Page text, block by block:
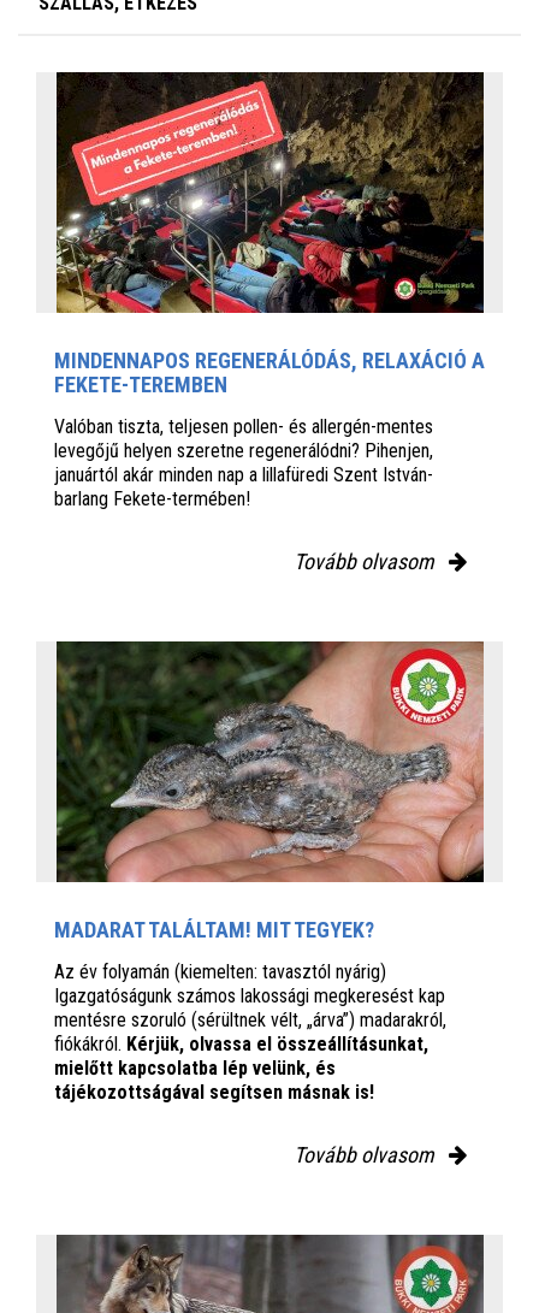
MINDENNAPOS REGENERÁLÓDÁS, RELAXÁCIÓ A
FEKETE-TEREMBEN
Valóban tiszta, teljesen pollen- és allergén-mentes
levegőjű helyen szeretne regenerálódni? Pihenjen,
januártól akár minden nap a lillafüredi Szent István-
barlang Fekete-termében!
Tovább olvasom
MADARAT TALÁLTAM! MIT TEGYEK?
Az év folyamán (kiemelten: tavasztól nyárig)
Igazgatóságunk számos lakossági megkeresést kap
mentésre szoruló (sérültnek vélt, „árva”) madarakról,
fiókákról. Kérjük, olvassa el összeállításunkat,
mielőtt kapcsolatba lép velünk, és
tájékozottságával segítsen másnak is!
Tovább olvasom